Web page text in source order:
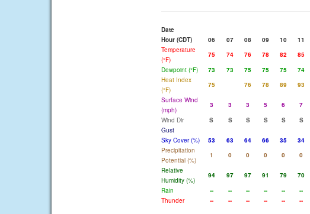
Date
Hour (CDT)
06 07 08 09 10 11
Temperature
(°F)
75 74 76 78 82 85
Dewpoint (°F)
73 73 75 75 75 74
Heat Index
(°F)
75 76 78 89 93
Surface Wind
(mph)
3 3 3 5 6 7
Wind Dir
S S S S S S
Gust
Sky Cover (%)
53 63 64 66 35 34
Precipitation
Potential (%)
1 0 0 0 0 0
Relative
Humidity (%)
94 97 97 91 79 70
Rain
-- -- -- -- -- --
Thunder
-- -- -- -- -- --